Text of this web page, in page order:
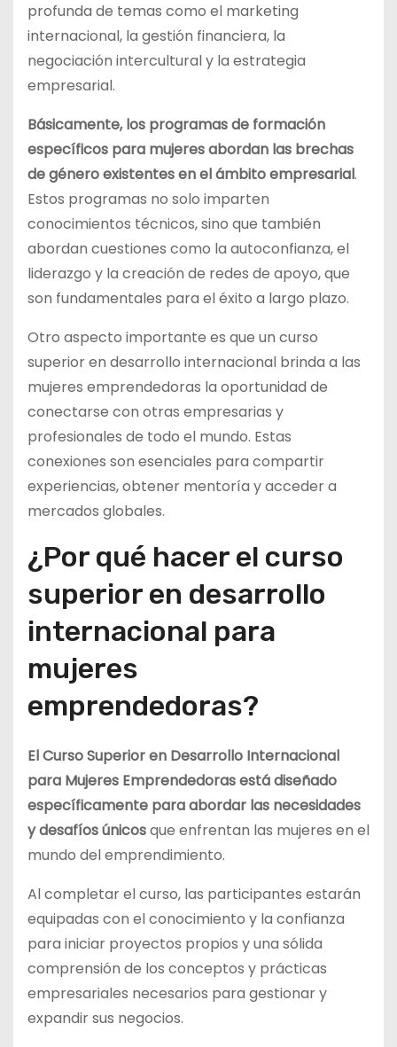
profunda de temas como el marketing
internacional, la gestión financiera, la
negociación intercultural y la estrategia
empresarial.
Básicamente, los programas de formación
específicos para mujeres abordan las brechas
de género existentes en el ámbito empresarial.
Estos programas no solo imparten
conocimientos técnicos, sino que también
abordan cuestiones como la autoconfianza, el
liderazgo y la creación de redes de apoyo, que
son fundamentales para el éxito a largo plazo.
Otro aspecto importante es que un curso
superior en desarrollo internacional brinda a las
mujeres emprendedoras la oportunidad de
conectarse con otras empresarias y
profesionales de todo el mundo. Estas
conexiones son esenciales para compartir
experiencias, obtener mentoría y acceder a
mercados globales.
¿Por qué hacer el curso
superior en desarrollo
internacional para
mujeres
emprendedoras?
El Curso Superior en Desarrollo Internacional
para Mujeres Emprendedoras está diseñado
específicamente para abordar las necesidades
y desafíos únicosque enfrentan las mujeres en el
mundo del emprendimiento.
Al completar el curso, las participantes estarán
equipadas con el conocimiento y la confianza
para iniciar proyectos propios y una sólida
comprensión de los conceptos y prácticas
empresariales necesarios para gestionar y
expandir sus negocios.